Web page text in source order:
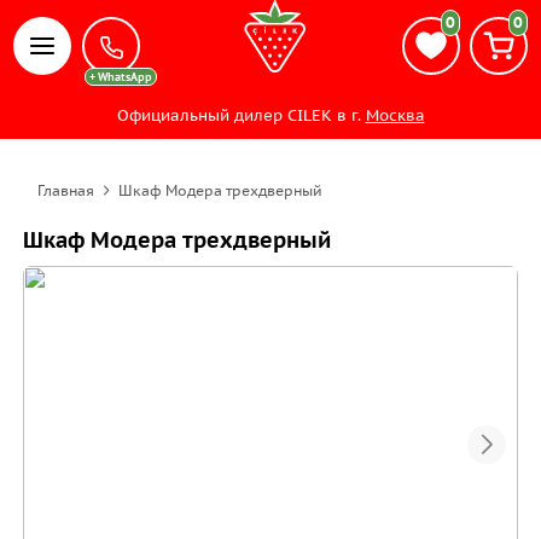
0 0
Официальный дилер CILEK в г. Москва
Главная Шкаф Модера трехдверный
Шкаф Модера трехдверный